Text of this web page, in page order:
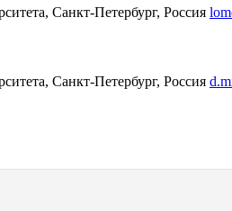
Санкт-Петербург, Россия
Санкт-Петербург, Россия